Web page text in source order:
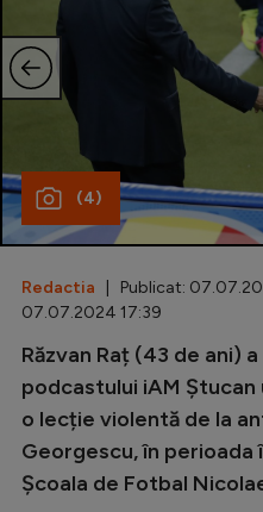
U21
Fotbal
Special
Diverse
Inedit
Clasamente
Champions
Europa
Conference
(4)
Redactia | Publicat:
07.07.2024 17:39
Răzvan Raț (43 de ani)
podcastului iAM
o lecție violentă de la
Georgescu, în perioada
Școala de Fotbal